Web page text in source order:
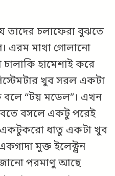
তাদের চলাফেরা বুঝতে
এরম মাথা গোলানো
চালাকি হামেশাই করে
খুব সরল একটা
বলে “টয় মডেল”। এখন
বসলে একটু পরেই
একটুকরো ধাতু একটা খুব
মুক্ত ইলেক্ট্রন
পরমাণু আছে